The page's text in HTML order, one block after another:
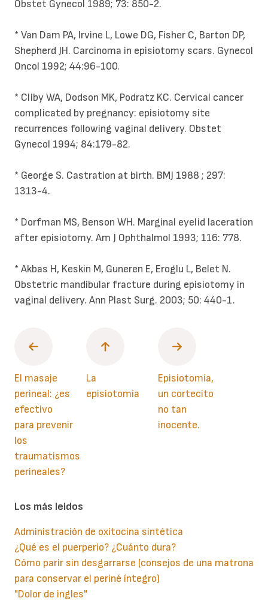
Obstet Gynecol 1989; 73: 850-2.
* Van Dam PA, Irvine L, Lowe DG, Fisher C, Barton DP,
Shepherd JH. Carcinoma in episiotomy scars. Gynecol
Oncol 1992; 44:96-100.
* Cliby WA, Dodson MK, Podratz KC. Cervical cancer
complicated by pregnancy: episiotomy site
recurrences following vaginal delivery. Obstet
Gynecol 1994; 84:179-82.
* George S. Castration at birth. BMJ 1988 ; 297:
1313-4.
* Dorfman MS, Benson WH. Marginal eyelid laceration
after episiotomy. Am J Ophthalmol 1993; 116: 778.
* Akbas H, Keskin M, Guneren E, Eroglu L, Belet N.
Obstetric mandibular fracture during episiotomy in
vaginal delivery. Ann Plast Surg. 2003; 50: 440-1.
El masaje
perineal: ¿es
efectivo
para prevenir
los
traumatismos
perineales?
La
episiotomía
Episiotomía,
un cortecito
no tan
inocente.
Los más leidos
Administración de oxitocina sintética
¿Qué es el puerperio? ¿Cuánto dura?
Cómo parir sin desgarrarse (consejos de una matrona
para conservar el periné íntegro)
"Dolor de ingles"